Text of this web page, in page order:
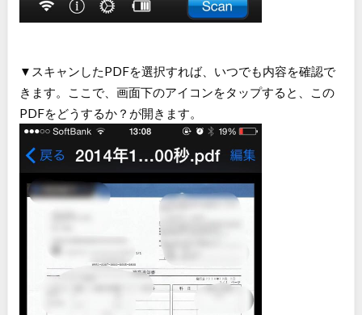
▼スキャンしたPDFを選択すれば、いつでも内容を確認で
きます。ここで、画面下のアイコンをタップすると、この
PDFをどうするか？が開きます。